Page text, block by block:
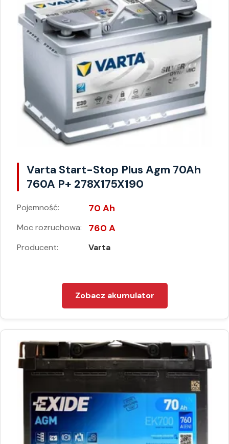
Varta Start-Stop Plus Agm 70Ah
760A P+ 278X175X190
Pojemność: 70 Ah
Moc rozruchowa: 760 A
Producent: Varta
Zobacz akumulator